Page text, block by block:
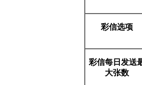
彩信选项
彩信每日发送
大张数